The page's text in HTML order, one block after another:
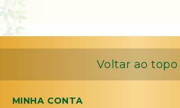
Voltar ao topo
MINHA CONTA